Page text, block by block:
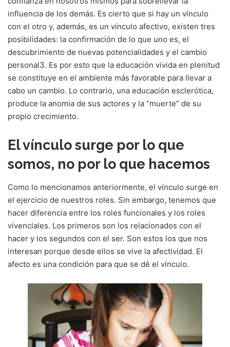
influencia de los demás. Es cierto que si hay un vínculo
con el otro y, además, es un vínculo afectivo, existen tres
posibilidades: la confirmación de lo que uno es, el
descubrimiento de nuevas potencialidades y el cambio
personal3. Es por esto que la educación vivida en plenitud
se constituye en el ambiente más favorable para llevar a
cabo un cambio. Lo contrario, una educación esclerótica,
produce la anomia de sus actores y la “muerte” de su
propio crecimiento.
El vínculo surge por lo que
somos, no por lo que hacemos
Como lo mencionamos anteriormente, el vínculo surge en
el ejercicio de nuestros roles. Sin embargo, tenemos que
hacer diferencia entre los roles funcionales y los roles
vivenciales. Los primeros son los relacionados con el
hacer y los segundos con el ser. Son estos los que nos
interesan porque desde ellos se vive la afectividad. El
afecto es una condición para que se dé el vínculo.